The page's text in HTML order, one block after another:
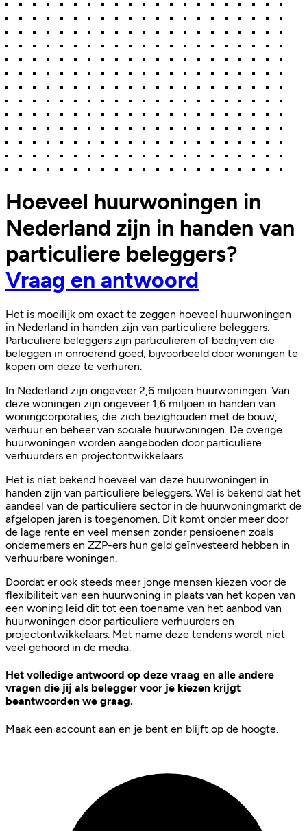
Hoeveel huurwoningen in
Nederland zijn in handen van
particuliere beleggers?
Vraag en antwoord
Het is moeilijk om exact te zeggen hoeveel huurwoningen
in Nederland in handen zijn van particuliere beleggers.
Particuliere beleggers zijn particulieren of bedrijven die
beleggen in onroerend goed, bijvoorbeeld door woningen te
kopen om deze te verhuren.
In Nederland zijn ongeveer 2,6 miljoen huurwoningen. Van
deze woningen zijn ongeveer 1,6 miljoen in handen van
woningcorporaties, die zich bezighouden met de bouw,
verhuur en beheer van sociale huurwoningen. De overige
huurwoningen worden aangeboden door particuliere
verhuurders en projectontwikkelaars.
Het is niet bekend hoeveel van deze huurwoningen in
handen zijn van particuliere beleggers. Wel is bekend dat het
aandeel van de particuliere sector in de huurwoningmarkt de
afgelopen jaren is toegenomen. Dit komt onder meer door
de lage rente en veel mensen zonder pensioenen zoals
ondernemers en ZZP-ers hun geld geïnvesteerd hebben in
verhuurbare woningen.
Doordat er ook steeds meer jonge mensen kiezen voor de
flexibiliteit van een huurwoning in plaats van het kopen van
een woning leid dit tot een toename van het aanbod van
huurwoningen door particuliere verhuurders en
projectontwikkelaars. Met name deze tendens wordt niet
veel gehoord in de media.
Het volledige antwoord op deze vraag en alle andere
vragen die jij als belegger voor je kiezen krijgt
beantwoorden we graag.
Maak een account aan en je bent en blijft op de hoogte.